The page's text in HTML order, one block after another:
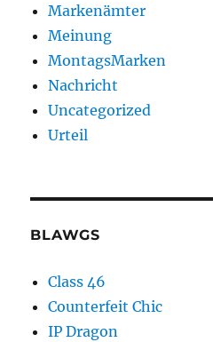
Markenämter
Meinung
MontagsMarken
Nachricht
Uncategorized
Urteil
BLAWGS
Class 46
Counterfeit Chic
IP Dragon